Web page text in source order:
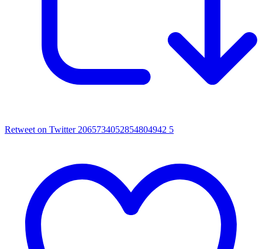
Retweet on Twitter 2065734052854804942 5